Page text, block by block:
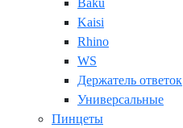
Baku
Kaisi
Rhino
WS
Держатель ответок
Универсальные
Пинцеты